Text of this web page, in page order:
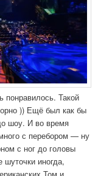
Такой
)) Ещё был как бы
шоу. И во время
с перебором — ну
с ног до головы
шуточки иногда,
Том и